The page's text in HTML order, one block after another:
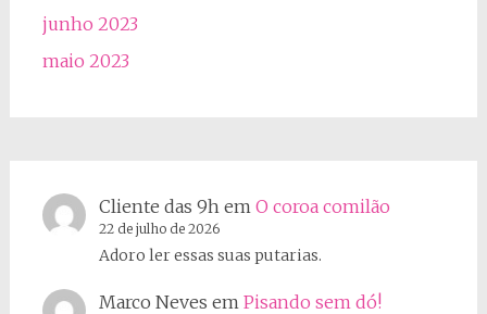
junho 2023
maio 2023
Cliente das 9hem O coroa comilão
22 de julho de 2026
Adoro ler essas suas putarias.
Marco Neves em Pisando sem dó!